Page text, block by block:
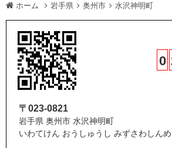
ホーム 岩手県 奥州市 水沢神明町
0
〒023-0821
岩手県 奥州市 水沢神明町
いわてけん おうしゅうし みずさわしん